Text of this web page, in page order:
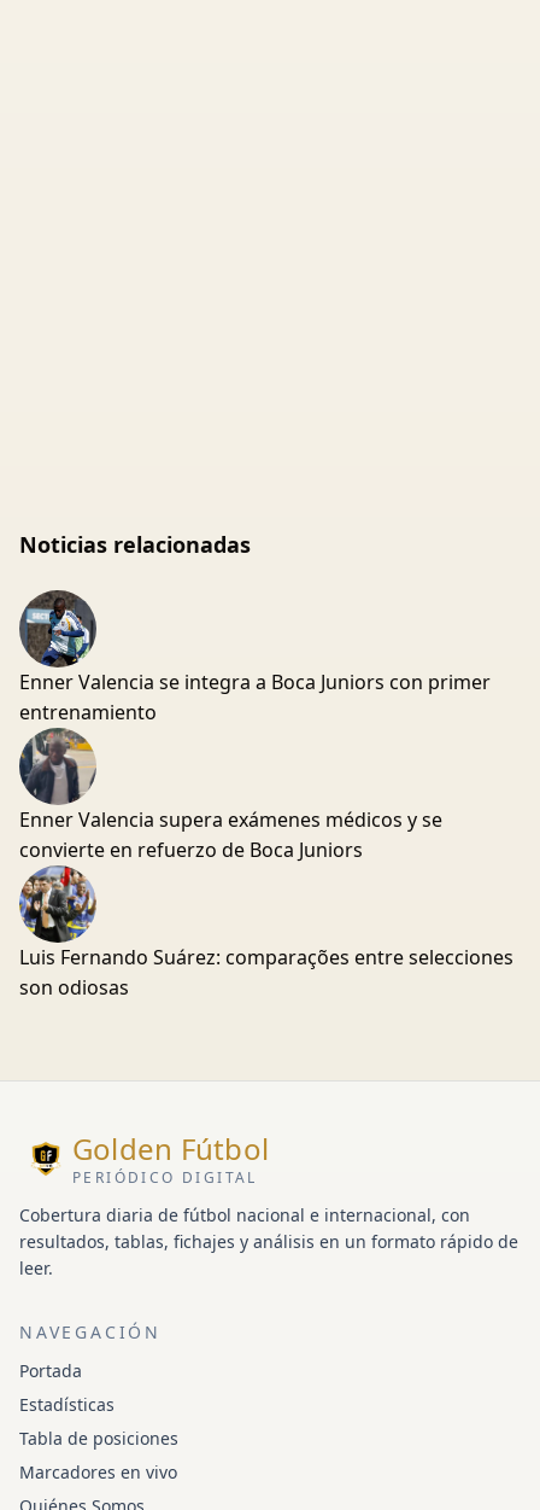
Noticias relacionadas
Enner Valencia se integra a Boca Juniors con primer
entrenamiento
Enner Valencia supera exámenes médicos y se
convierte en refuerzo de Boca Juniors
Luis Fernando Suárez: comparações entre selecciones
son odiosas
Golden Fútbol
PERIÓDICO DIGITAL
Cobertura diaria de fútbol nacional e internacional, con
resultados, tablas, fichajes y análisis en un formato rápido de
leer.
NAVEGACIÓN
Portada
Estadísticas
Tabla de posiciones
Marcadores en vivo